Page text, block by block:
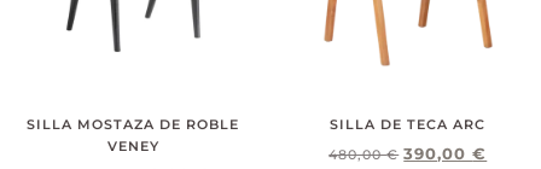
SILLA MOSTAZA DE ROBLE
VENEY
SILLA DE TECA ARC
480,00€ 390,00€